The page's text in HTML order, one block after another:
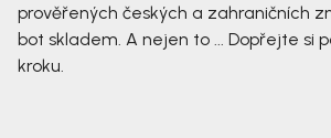
prověřených českých a zahraničních
bot skladem. A nejen to ... Dopřejte si
kroku.